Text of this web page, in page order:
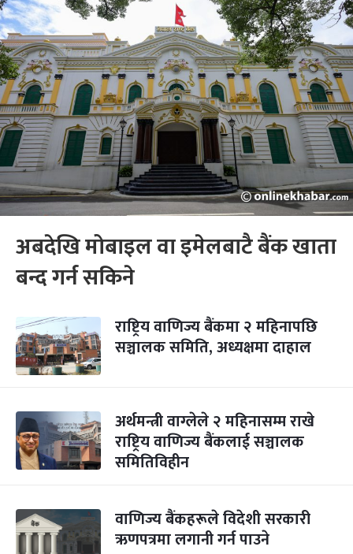
अबदेखि मोबाइल वा इमेलबाटै बैंक खाता
बन्द गर्न सकिने
राष्ट्रिय वाणिज्य बैंकमा २ महिनापछि
सञ्चालक समिति, अध्यक्षमा दाहाल
अर्थमन्त्री वाग्लेले २ महिनासम्म राखे
राष्ट्रिय वाणिज्य बैंकलाई सञ्चालक
समितिविहीन
वाणिज्य बैंकहरूले विदेशी सरकारी
ऋणपत्रमा लगानी गर्न पाउने